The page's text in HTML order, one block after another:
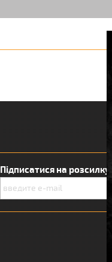
Підписатися на розсилку: